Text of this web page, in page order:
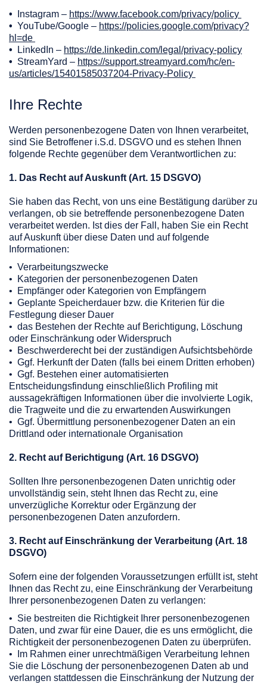
• Instagram – https://www.facebook.com/privacy/policy
• YouTube/Google – https://policies.google.com/privacy?
hl=de
•
LinkedIn – https://de.linkedin.com/legal/privacy-policy
• StreamYard – https://support.streamyard.com/hc/en-
us/articles/15401585037204-Privacy-Policy
Ihre Rechte
Werden personenbezogene Daten von Ihnen verarbeitet,
sind Sie Betroffener i.S.d. DSGVO und es stehen Ihnen
folgende Rechte gegenüber dem Verantwortlichen zu:
1. Das Recht auf Auskunft (Art. 15 DSGVO)
Sie haben das Recht, von uns eine Bestätigung darüber zu
verlangen, ob sie betreffende personenbezogene Daten
verarbeitet werden. Ist dies der Fall, haben Sie ein Recht
auf Auskunft über diese Daten und auf folgende
Informationen:
• Verarbeitungszwecke
• Kategorien der personenbezogenen Daten
• Empfänger oder Kategorien von Empfängern
• Geplante Speicherdauer bzw. die Kriterien für die
Festlegung dieser Dauer
• das Bestehen der Rechte auf Berichtigung, Löschung
oder Einschränkung oder Widerspruch
• Beschwerderecht bei der zuständigen Aufsichtsbehörde
• Ggf. Herkunft der Daten (falls bei einem Dritten erhoben)
• Ggf. Bestehen einer automatisierten
Entscheidungsfindung einschließlich Profiling mit
aussagekräftigen Informationen über die involvierte Logik,
die Tragweite und die zu erwartenden Auswirkungen
• Ggf. Übermittlung personenbezogener Daten an ein
Drittland oder internationale Organisation
2. Recht auf Berichtigung (Art. 16 DSGVO)
Sollten Ihre personenbezogenen Daten unrichtig oder
unvollständig sein, steht Ihnen das Recht zu, eine
unverzügliche Korrektur oder Ergänzung der
personenbezogenen Daten anzufordern.
3. Recht auf Einschränkung der Verarbeitung (Art. 18
DSGVO)
Sofern eine der folgenden Voraussetzungen erfüllt ist, steht
Ihnen das Recht zu, eine Einschränkung der Verarbeitung
Ihrer personenbezogenen Daten zu verlangen:
• Sie bestreiten die Richtigkeit Ihrer personenbezogenen
Daten, und zwar für eine Dauer, die es uns ermöglicht, die
Richtigkeit der personenbezogenen Daten zu überprüfen.
• Im Rahmen einer unrechtmäßigen Verarbeitung lehnen
Sie die Löschung der personenbezogenen Daten ab und
verlangen stattdessen die Einschränkung der Nutzung der